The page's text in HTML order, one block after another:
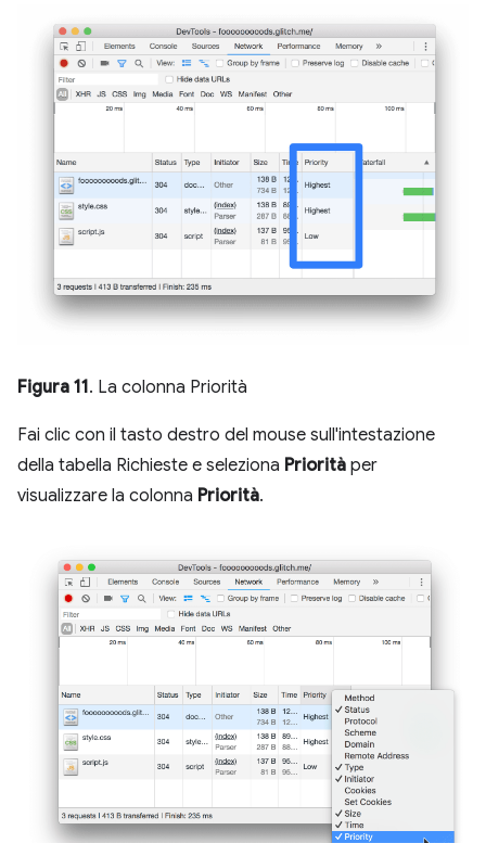
Figura 11. La colonna Priorità
Fai clic con il tasto destro del mouse sull'intestazione
della tabella Richieste e seleziona Priorità per
visualizzare la colonna Priorità.